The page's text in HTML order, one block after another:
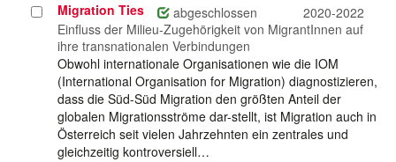
Projekt
auswählen
Migration Ties abgeschlossen
2020-2022
Einfluss der Milieu-Zugehörigkeit von MigrantInnen auf
ihre transnationalen Verbindungen
Obwohl internationale Organisationen wie die IOM
(International Organisation for Migration) diagnostizieren,
dass die Süd-Süd Migration den größten Anteil der
globalen Migrationsströme dar-stellt, ist Migration auch in
Österreich seit vielen Jahrzehnten ein zentrales und
gleichzeitig kontroversiell…